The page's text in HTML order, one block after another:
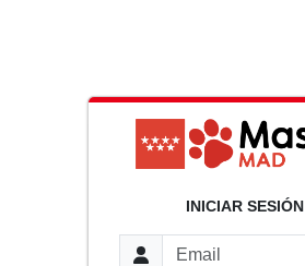
INICIAR SESIÓN